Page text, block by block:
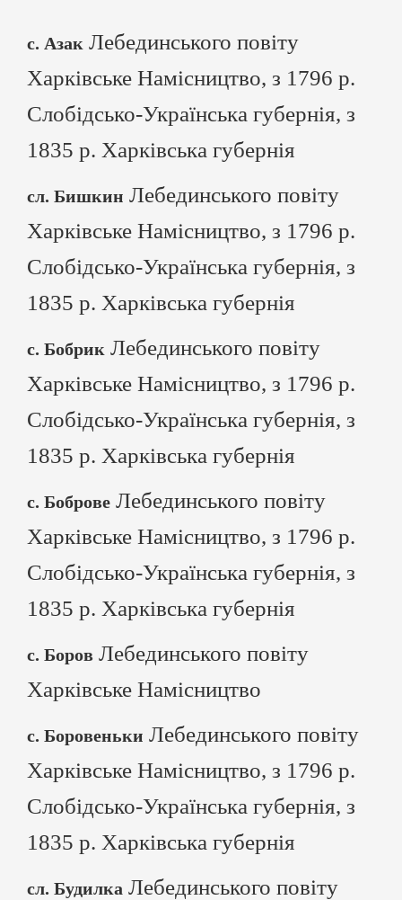
с. Азак Лебединського повіту
Харківське Намісництво, з 1796 р.
Слобідсько-Українська губернія, з
1835 р. Харківська губернія
сл. Бишкин Лебединського повіту
Харківське Намісництво, з 1796 р.
Слобідсько-Українська губернія, з
1835 р. Харківська губернія
с. Бобрик Лебединського повіту
Харківське Намісництво, з 1796 р.
Слобідсько-Українська губернія, з
1835 р. Харківська губернія
с. Боброве Лебединського повіту
Харківське Намісництво, з 1796 р.
Слобідсько-Українська губернія, з
1835 р. Харківська губернія
с. Боров Лебединського повіту
Харківське Намісництво
с. Боровеньки Лебединського повіту
Харківське Намісництво, з 1796 р.
Слобідсько-Українська губернія, з
1835 р. Харківська губернія
сл. Будилка Лебединського повіту